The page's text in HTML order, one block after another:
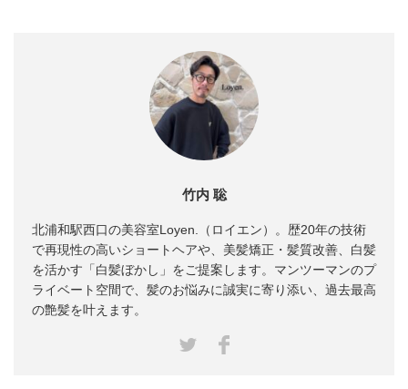
竹内 聡
北浦和駅西口の美容室Loyen.（ロイエン）。歴20年の技術
で再現性の高いショートヘアや、美髪矯正・髪質改善、白髪
を活かす「白髪ぼかし」をご提案します。マンツーマンのプ
ライベート空間で、髪のお悩みに誠実に寄り添い、過去最高
の艶髪を叶えます。